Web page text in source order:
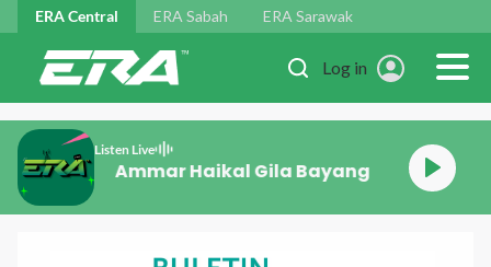
Skip to main content
ERA Central ERA Sabah ERA Sarawak
Log in
Listen Live
Ammar Haikal Gila Bayang